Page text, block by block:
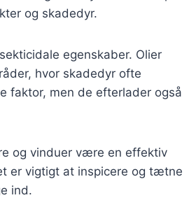
og skadedyr.
egenskaber. Olier
hvor skadedyr ofte
faktor, men de efterlader også
og vinduer være en effektiv
er vigtigt at inspicere og tætne
ind.